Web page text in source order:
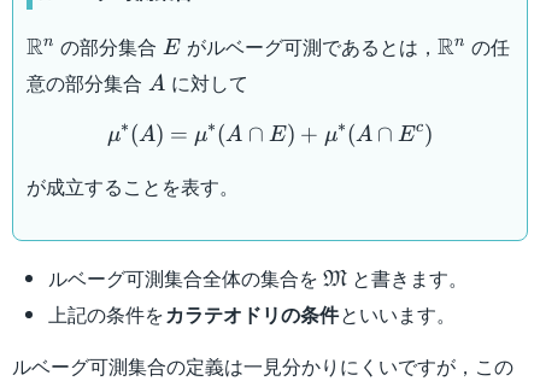
\mathbb{R}^n
Rn の部分集合 E
Eがルベーグ可測であるとは， Rn の任
意の部分集合 A
A に対して
μ∗(A) = μ∗(A ∩ E) + μ∗(A ∩ Ec)
が成立することを表す。
ルベーグ可測集合全体の集合を \mathfrak{M}
M と書きます。
上記の条件をカラテオドリの条件といいます。
ルベーグ可測集合の定義は一見分かりにくいですが，この